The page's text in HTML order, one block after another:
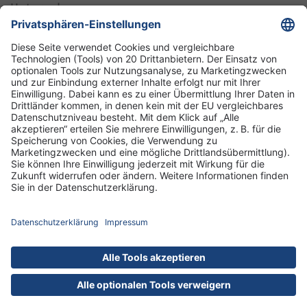
Unternehmen
Informationen
Standorte
DRK-Schwesternschaft Berlin
Impressum
Hausordnung